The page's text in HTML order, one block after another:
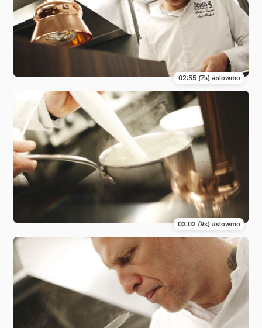
02:55 (7s) #slowmo
03:02 (9s) #slowmo